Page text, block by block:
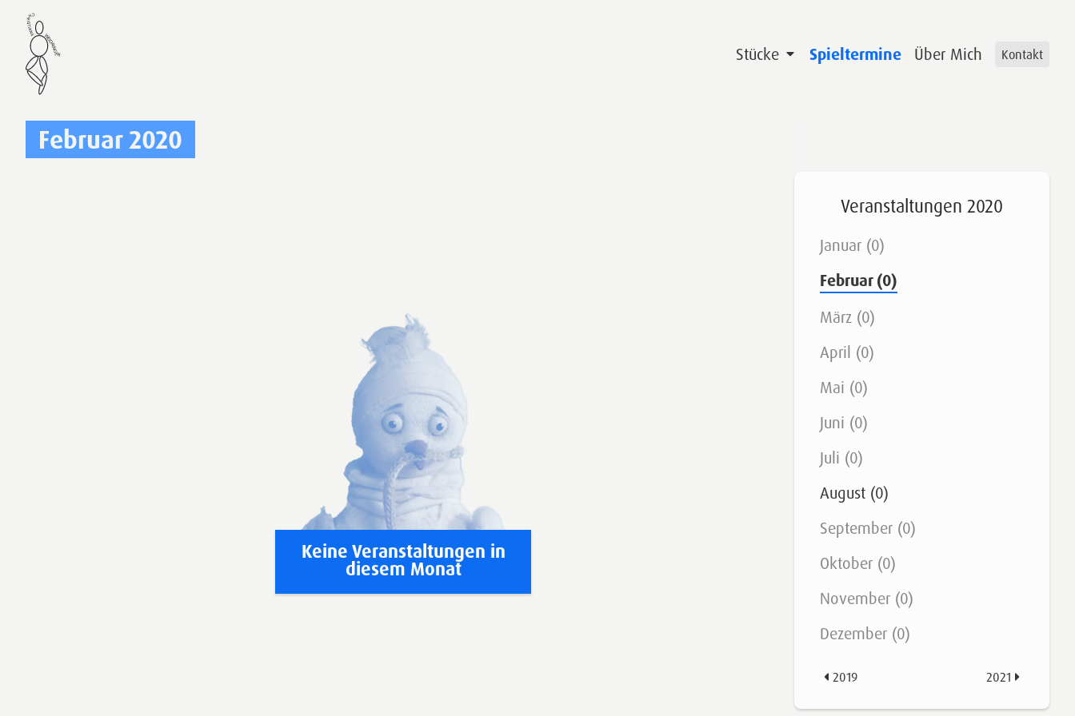
Stücke Spieltermine Über Mich Kontakt
Februar 2020
Keine Veranstaltungen in
diesem Monat
Veranstaltungen 2020
Januar (0)
Februar (0)
März (0)
April (0)
Mai (0)
Juni (0)
Juli (0)
August (0)
September (0)
Oktober (0)
November (0)
Dezember (0)
2019 2021